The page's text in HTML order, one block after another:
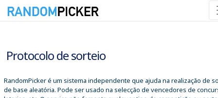
Protocolo de sorteio
RandomPicker é um sistema independente que ajuda na realização de
de base aleatória. Pode ser usado na selecção de vencedores de